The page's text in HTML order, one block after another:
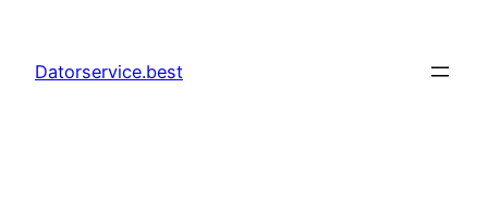
innehåll
Datorservice.best